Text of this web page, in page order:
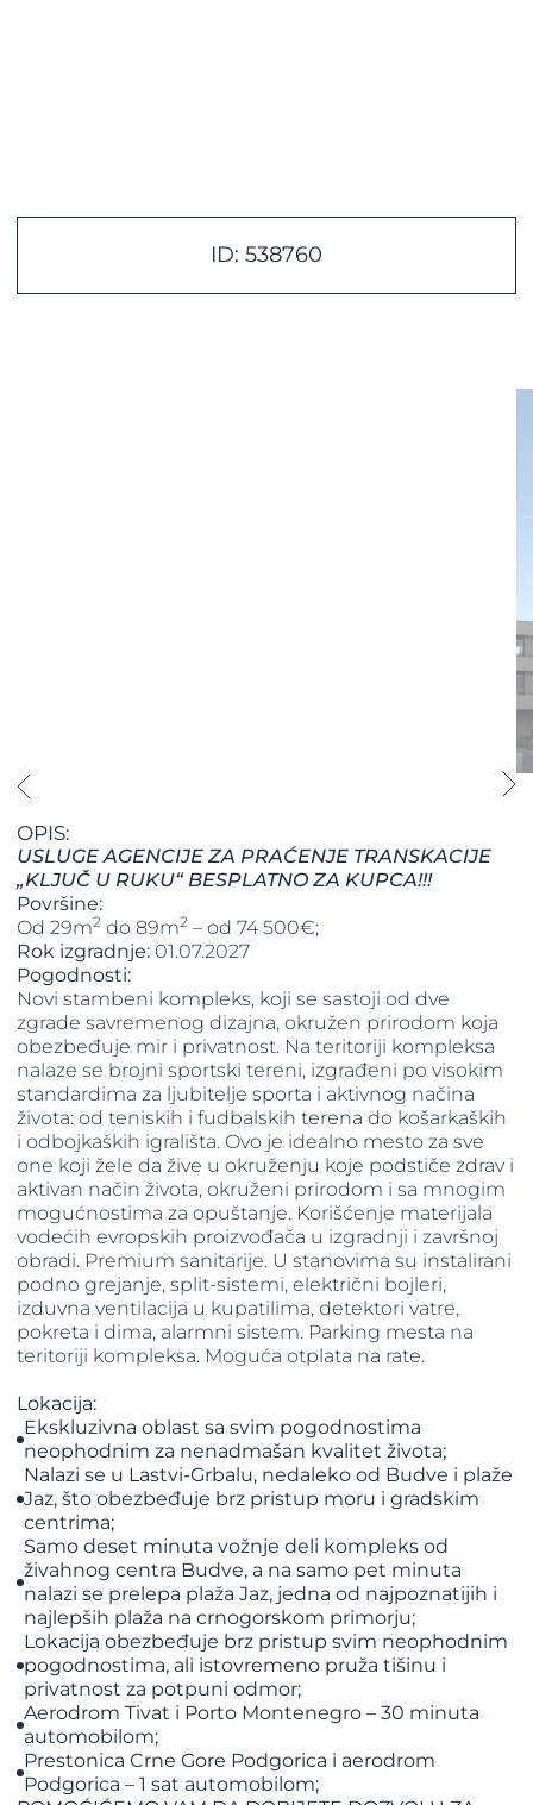
ID: 538760
OPIS:
USLUGE AGENCIJE ZA PRAĆENJE TRANSKACIJE
„KLJUČ U RUKU“ BESPLATNO ZA KUPCA!!!
Površine:
Od 29m2 do 89m2 – od 74 500€;
Rok izgradnje: 01.07.2027
Pogodnosti:
Novi stambeni kompleks, koji se sastoji od dve
zgrade savremenog dizajna, okružen prirodom koja
obezbeđuje mir i privatnost. Na teritoriji kompleksa
nalaze se brojni sportski tereni, izgrađeni po visokim
standardima za ljubitelje sporta i aktivnog načina
života: od teniskih i fudbalskih terena do košarkaških
i odbojkaških igrališta. Ovo je idealno mesto za sve
one koji žele da žive u okruženju koje podstiče zdrav i
aktivan način života, okruženi prirodom i sa mnogim
mogućnostima za opuštanje. Korišćenje materijala
vodećih evropskih proizvođača u izgradnji i završnoj
obradi. Premium sanitarije. U stanovima su instalirani
podno grejanje, split-sistemi, električni bojleri,
izduvna ventilacija u kupatilima, detektori vatre,
pokreta i dima, alarmni sistem. Parking mesta na
teritoriji kompleksa. Moguća otplata na rate.
Lokacija:
Ekskluzivna oblast sa svim pogodnostima
neophodnim za nenadmašan kvalitet života;
Nalazi se u Lastvi-Grbalu, nedaleko od Budve i plaže
Jaz, što obezbeđuje brz pristup moru i gradskim
centrima;
Samo deset minuta vožnje deli kompleks od
živahnog centra Budve, a na samo pet minuta
nalazi se prelepa plaža Jaz, jedna od najpoznatijih i
najlepših plaža na crnogorskom primorju;
Lokacija obezbeđuje brz pristup svim neophodnim
pogodnostima, ali istovremeno pruža tišinu i
privatnost za potpuni odmor;
Aerodrom Tivat i Porto Montenegro – 30 minuta
automobilom;
Prestonica Crne Gore Podgorica i aerodrom
Podgorica – 1 sat automobilom;